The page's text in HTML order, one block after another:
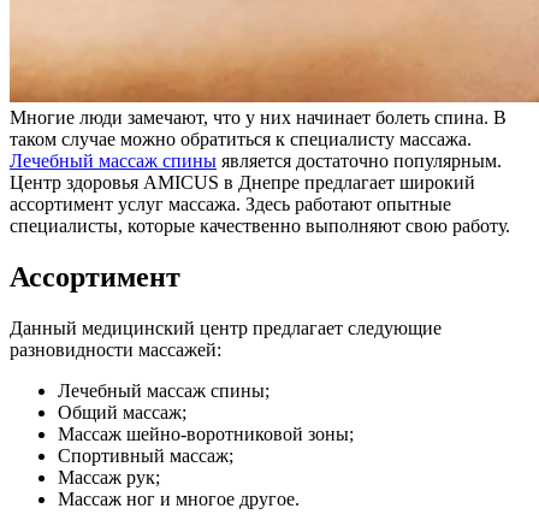
Многие люди замечают, что у них начинает болеть спина. В
таком случае можно обратиться к специалисту массажа.
Лечебный массаж спины является достаточно популярным.
Центр здоровья AMICUS в Днепре предлагает широкий
ассортимент услуг массажа. Здесь работают опытные
специалисты, которые качественно выполняют свою работу.
Ассортимент
Данный медицинский центр предлагает следующие
разновидности массажей:
Лечебный массаж спины;
Общий массаж;
Массаж шейно-воротниковой зоны;
Спортивный массаж;
Массаж рук;
Массаж ног и многое другое.